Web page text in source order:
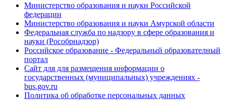
Министерство образования и науки Российской
федерации
Министерство образования и науки Амурской области
Федеральная служба по надзору в сфере образования и
науки (Рособрнадзор)
Российское образование - Федеральный образователный
портал
Сайт для для размещения информации о
государственных (муниципальных) учреждениях -
bus.gov.ru
Политика об обработке персональных данных